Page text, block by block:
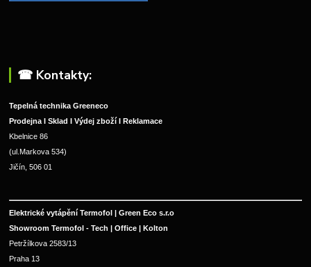
☎︎ Kontakty:
Tepelná technika Greeneco
Prodejna I Sklad I Výdej zboží I Reklamace
Kbelnice 86
(ul.Markova 534)
Jičín, 506 01
Elektrické vytápění Termofol | Green Eco s.r.o
Showroom Termofol - Tech | Office | Kolton
Petržílkova 2583/13
Praha 13